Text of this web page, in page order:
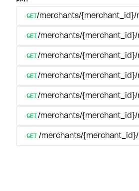
GET/merchants/{merchant_id}/
GET/merchants/
GET/merchants/
GET/merchants/
GET/merchants/
GET/merchants/
GET /merchants/